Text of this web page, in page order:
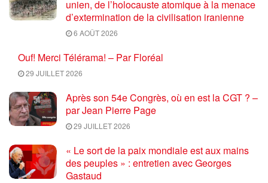
unien, de l’holocauste atomique à la menace
d’extermination de la civilisation iranienne
6 AOÛT 2026
Ouf! Merci Télérama! – Par Floréal
29 JUILLET 2026
Après son 54e Congrès, où en est la CGT ? –
par Jean Pierre Page
29 JUILLET 2026
« Le sort de la paix mondiale est aux mains
des peuples » : entretien avec Georges
Gastaud